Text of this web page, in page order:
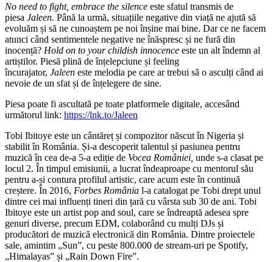
No need to fight, embrace the silence este sfatul transmis de
piesa Jaleen. Până la urmă, situațiile negative din viață ne ajută să
evoluăm și să ne cunoaștem pe noi înșine mai bine. Dar ce ne facem
atunci când sentimentele negative ne înăspresc și ne fură din
inocență? Hold on to your childish innocence este un alt îndemn al
artiștilor. Piesă plină de înțelepciune și feeling
încurajator, Jaleen este melodia pe care ar trebui să o asculți când ai
nevoie de un sfat și de înțelegere de sine.
Piesa poate fi ascultată pe toate platformele digitale, accesând
următorul link: https://lnk.to/Jaleen
Tobi Ibitoye este un cântăreț și compozitor născut în Nigeria și
stabilit în România. Și-a descoperit talentul și pasiunea pentru
muzică în cea de-a 5-a ediție de Vocea României, unde s-a clasat pe
locul 2. În timpul emisiunii, a lucrat îndeaproape cu mentorul său
pentru a-și contura profilul artistic, care acum este în continuă
creștere. În 2016, Forbes România l-a catalogat pe Tobi drept unul
dintre cei mai influenți tineri din țară cu vârsta sub 30 de ani. Tobi
Ibitoye este un artist pop and soul, care se îndreaptă adesea spre
genuri diverse, precum EDM, colaborând cu mulți DJs și
producători de muzică electronică din România. Dintre proiectele
sale, amintim „Sun”, cu peste 800.000 de stream-uri pe Spotify,
„Himalayas” și „Rain Down Fire”.